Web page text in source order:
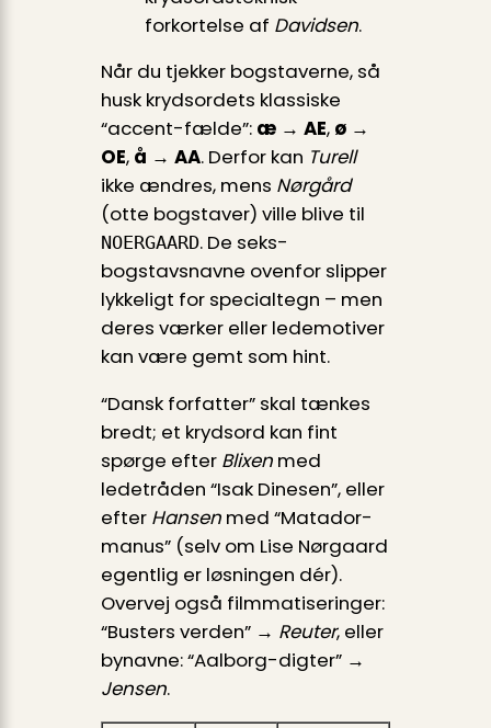
forkortelse af Davidsen.
Når du tjekker bogstaverne, så
husk krydsordets klassiske
“accent-fælde”: æ → AE, ø →
OE, å → AA. Derfor kan Turell
ikke ændres, mens Nørgård
(otte bogstaver) ville blive til
NOERGAARD. De seks-
bogstavsnavne ovenfor slipper
lykkeligt for specialtegn – men
deres værker eller ledemotiver
kan være gemt som hint.
“Dansk forfatter” skal tænkes
bredt; et krydsord kan fint
spørge efter Blixenmed
ledetråden “Isak Dinesen”, eller
efter Hansenmed “Matador-
manus” (selv om Lise Nørgaard
egentlig er løsningen dér).
Overvej også filmmatiseringer:
“Busters verden” → Reuter, eller
bynavne: “Aalborg-digter” →
Jensen.